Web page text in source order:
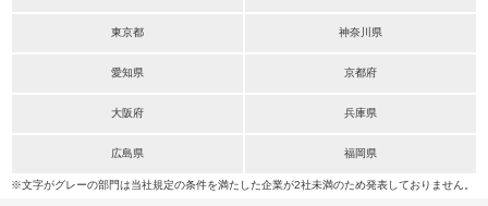
東京都 神奈川県
愛知県 京都府
大阪府 兵庫県
広島県 福岡県
※文字がグレーの部門は当社規定の条件を満たした企業が2社未満のため発表しておりません。